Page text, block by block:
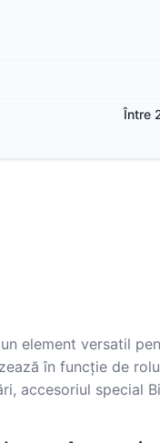
Între
element versatil
în funcție de
accesoriul special